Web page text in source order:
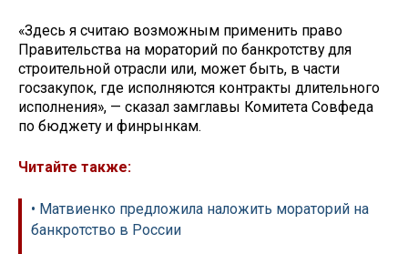
«Здесь я считаю возможным применить право
Правительства на мораторий по банкротству для
строительной отрасли или, может быть, в части
госзакупок, где исполняются контракты длительного
исполнения», — сказал замглавы Комитета Совфеда
по бюджету и финрынкам.
Читайте также:
• Матвиенко предложила наложить мораторий на
банкротство в России